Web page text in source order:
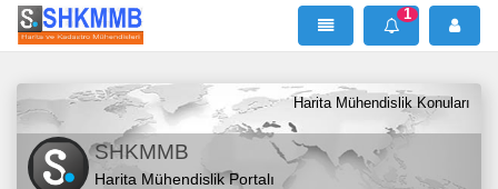
SHKMMB MenÜ Mesaj
1
Harita Mühendislik Konuları
SHKMMB
Harita Mühendislik Portalı